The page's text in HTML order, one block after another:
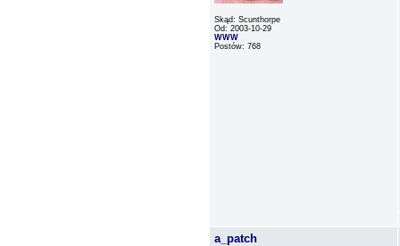
Skąd: Scunthorpe
Od: 2003-10-29
WWW
Postów: 768
a_patch